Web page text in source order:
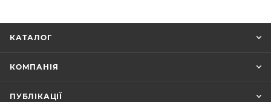
КАТАЛОГ
КОМПАНІЯ
ПУБЛІКАЦІЇ